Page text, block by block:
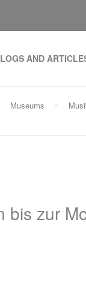
AND
Museums
bis zur